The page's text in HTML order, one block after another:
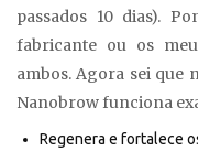
passados 10 dias).
fabricante ou os
ambos. Agora sei que
Nanobrow funciona
Regenera e fortalece